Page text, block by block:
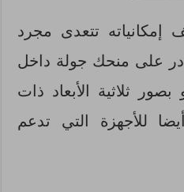
إمكانياته تتعدى مجرد
على منحك جولة داخل
ثلاثية الأبعاد ذات
للأجهزة التي تدعم